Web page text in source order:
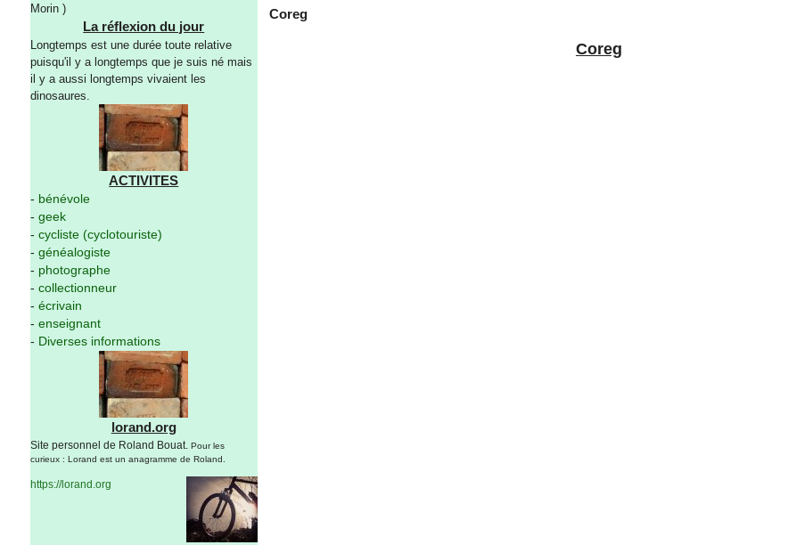
Morin )
La réflexion du jour
Longtemps est une durée toute relative
puisqu'il y a longtemps que je suis né mais
il y a aussi longtemps vivaient les
dinosaures.
ACTIVITES
- bénévole
- geek
- cycliste (cyclotouriste)
- généalogiste
- photographe
- collectionneur
- écrivain
- enseignant
- Diverses informations
lorand.org
Site personnel de Roland Bouat. Pour les
curieux : Lorand est un anagramme de Roland.
https://lorand.org
Coreg
Coreg